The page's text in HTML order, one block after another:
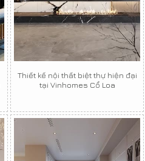
Thiết kế nội thất biệt thự hiện đại
tại Vinhomes Cổ Loa